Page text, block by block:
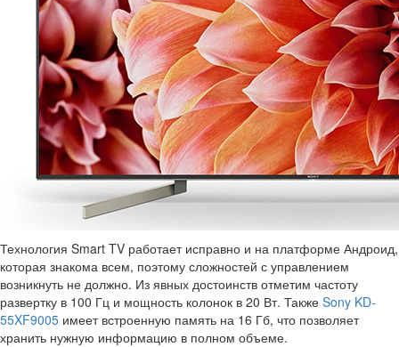
Технология Smart TV работает исправно и на платформе Андроид,
которая знакома всем, поэтому сложностей с управлением
возникнуть не должно. Из явных достоинств отметим частоту
развертку в 100 Гц и мощность колонок в 20 Вт. Также Sony KD-
55XF9005 имеет встроенную память на 16 Гб, что позволяет
хранить нужную информацию в полном объеме.